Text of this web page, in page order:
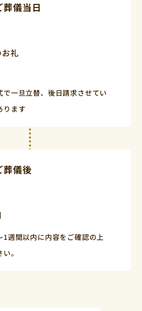
葬儀当日
お礼
一旦立替、後日請求させてい
ります
葬儀後
週間以内に内容をご確認の上
。